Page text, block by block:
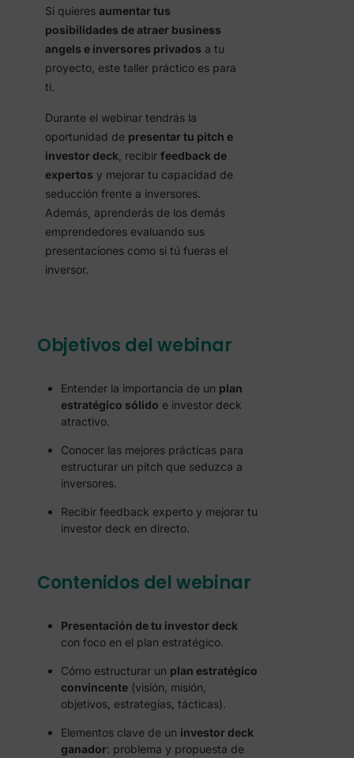
Si quieres aumentar tus
posibilidades de atraer business
angels e inversores privados a tu
proyecto, este taller práctico es para
ti.
Durante el webinar tendrás la
oportunidad de presentar tu pitch e
investor deck, recibir feedback de
expertos y mejorar tu capacidad de
seducción frente a inversores.
Además, aprenderás de los demás
emprendedores evaluando sus
presentaciones como si tú fueras el
inversor.
Objetivos del webinar
Entender la importancia de un plan
estratégico sólido e investor deck
atractivo.
Conocer las mejores prácticas para
estructurar un pitch que seduzca a
inversores.
Recibir feedback experto y mejorar tu
investor deck en directo.
Contenidos del webinar
Presentación de tu investor deck
con foco en el plan estratégico.
Cómo estructurar un plan estratégico
convincente(visión, misión,
objetivos, estrategias, tácticas).
Elementos clave de un investor deck
ganador: problema y propuesta de